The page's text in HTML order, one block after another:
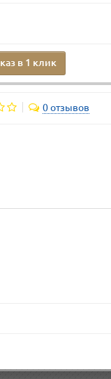
в 1 клик
0 отзывов